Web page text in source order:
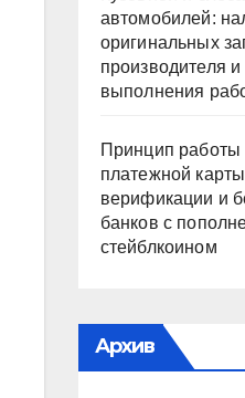
автомобилей:
оригинальных
производителя и
выполнения
Принцип работы
платежной
верификации и
банков с
стейблкоином
Архив